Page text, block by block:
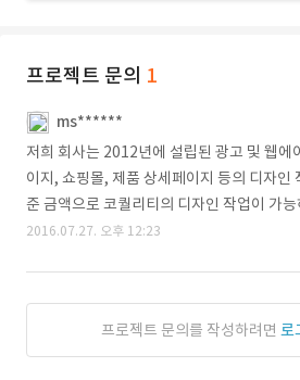
프로젝트 문의 1
ms******
저희 회사는 2012년에 설립된 광고 및 웹에
이지, 쇼핑몰, 제품 상세페이지 등의 디자인
준 금액으로 코퀄리티의 디자인 작업이 가
2016.07.27. 오후 12:23
프로젝트 문의를 작성하려면 로